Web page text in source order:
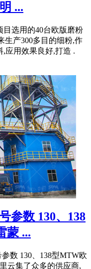
...
选用的40台欧版磨粉
生产300多目的细粉,作
应用效果良好,打造 .
参数 130、138
蒙 ...
数 130、138型MTW欧
云集了众多的供应商,